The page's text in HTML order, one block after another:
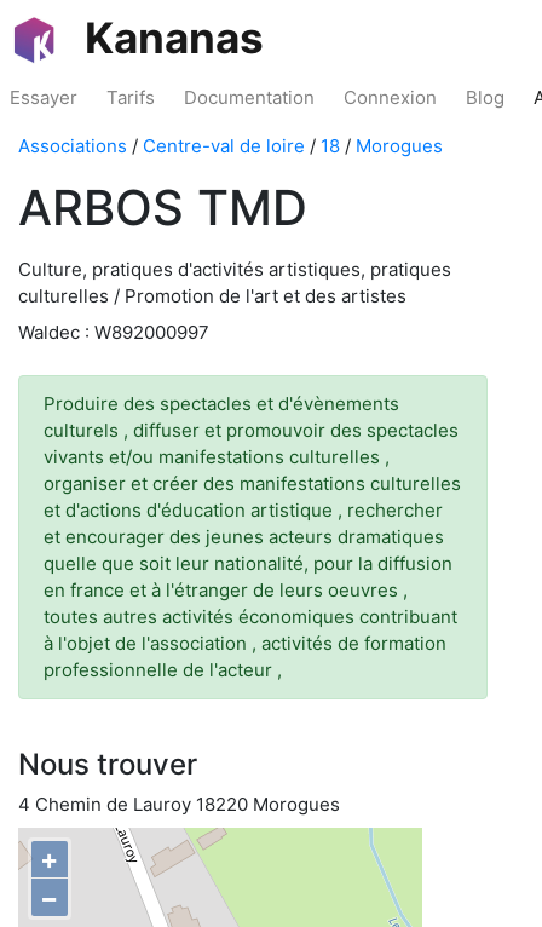
Kananas
Essayer Tarifs Documentation Connexion Blog
Associations / Centre-val de loire / 18 / Morogues
ARBOS TMD
Culture, pratiques d'activités artistiques, pratiques
culturelles / Promotion de l'art et des artistes
Waldec : W892000997
Produire des spectacles et d'évènements
culturels , diffuser et promouvoir des spectacles
vivants et/ou manifestations culturelles ,
organiser et créer des manifestations culturelles
et d'actions d'éducation artistique , rechercher
et encourager des jeunes acteurs dramatiques
quelle que soit leur nationalité, pour la diffusion
en france et à l'étranger de leurs oeuvres ,
toutes autres activités économiques contribuant
à l'objet de l'association , activités de formation
professionnelle de l'acteur ,
Nous trouver
4 Chemin de Lauroy 18220 Morogues
+
−